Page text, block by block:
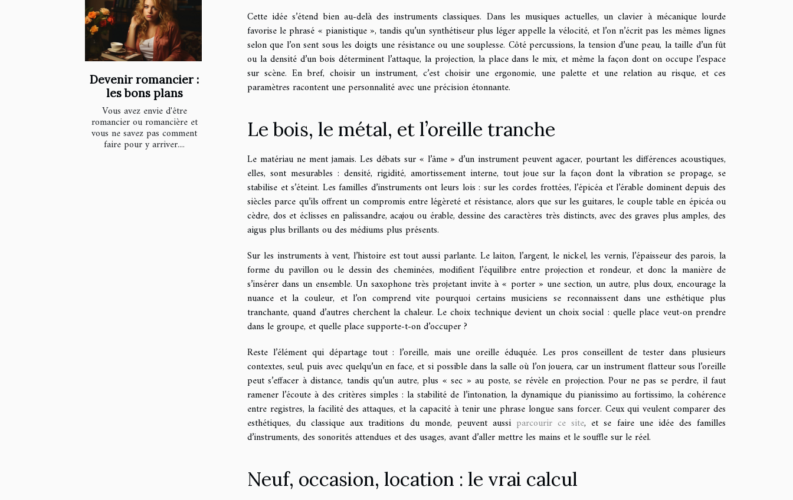
Devenir romancier :
les bons plans
Vous avez envie d'être
romancier ou romancière et
vous ne savez pas comment
faire pour y arriver....
Cette idée s’étend bien au-delà des instruments classiques. Dans les musiques actuelles, un clavier à mécanique lourde
favorise le phrasé « pianistique », tandis qu’un synthétiseur plus léger appelle la vélocité, et l’on n’écrit pas les mêmes lignes
selon que l’on sent sous les doigts une résistance ou une souplesse. Côté percussions, la tension d’une peau, la taille d’un fût
ou la densité d’un bois déterminent l’attaque, la projection, la place dans le mix, et même la façon dont on occupe l’espace
sur scène. En bref, choisir un instrument, c’est choisir une ergonomie, une palette et une relation au risque, et ces
paramètres racontent une personnalité avec une précision étonnante.
Le bois, le métal, et l’oreille tranche
Le matériau ne ment jamais. Les débats sur « l’âme » d’un instrument peuvent agacer, pourtant les différences acoustiques,
elles, sont mesurables : densité, rigidité, amortissement interne, tout joue sur la façon dont la vibration se propage, se
stabilise et s’éteint. Les familles d’instruments ont leurs lois : sur les cordes frottées, l’épicéa et l’érable dominent depuis des
siècles parce qu’ils offrent un compromis entre légèreté et résistance, alors que sur les guitares, le couple table en épicéa ou
cèdre, dos et éclisses en palissandre, acajou ou érable, dessine des caractères très distincts, avec des graves plus amples, des
aigus plus brillants ou des médiums plus présents.
Sur les instruments à vent, l’histoire est tout aussi parlante. Le laiton, l’argent, le nickel, les vernis, l’épaisseur des parois, la
forme du pavillon ou le dessin des cheminées, modifient l’équilibre entre projection et rondeur, et donc la manière de
s’insérer dans un ensemble. Un saxophone très projetant invite à « porter » une section, un autre, plus doux, encourage la
nuance et la couleur, et l’on comprend vite pourquoi certains musiciens se reconnaissent dans une esthétique plus
tranchante, quand d’autres cherchent la chaleur. Le choix technique devient un choix social : quelle place veut-on prendre
dans le groupe, et quelle place supporte-t-on d’occuper ?
Reste l’élément qui départage tout : l’oreille, mais une oreille éduquée. Les pros conseillent de tester dans plusieurs
contextes, seul, puis avec quelqu’un en face, et si possible dans la salle où l’on jouera, car un instrument flatteur sous l’oreille
peut s’effacer à distance, tandis qu’un autre, plus « sec » au poste, se révèle en projection. Pour ne pas se perdre, il faut
ramener l’écoute à des critères simples : la stabilité de l’intonation, la dynamique du pianissimo au fortissimo, la cohérence
entre registres, la facilité des attaques, et la capacité à tenir une phrase longue sans forcer. Ceux qui veulent comparer des
esthétiques, du classique aux traditions du monde, peuvent aussi parcourir ce site, et se faire une idée des familles
d’instruments, des sonorités attendues et des usages, avant d’aller mettre les mains et le souffle sur le réel.
Neuf, occasion, location : le vrai calcul